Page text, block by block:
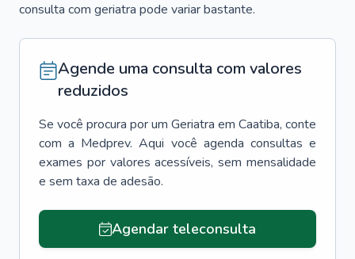
consulta com geriatra pode variar bastante.
Agende uma consulta com valores
reduzidos
Se você procura por um Geriatra em Caatiba, conte
com a Medprev. Aqui você agenda consultas e
exames por valores acessíveis, sem mensalidade
e sem taxa de adesão.
Agendar teleconsulta